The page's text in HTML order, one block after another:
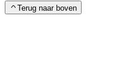
Terug naar boven